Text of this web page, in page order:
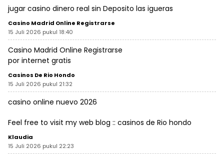
jugar casino dinero real sin Deposito las igueras
Casino Madrid Online Registrarse
15 Juli 2026 pukul 18:40
Casino Madrid Online Registrarse
por internet gratis
Casinos De Rio Hondo
15 Juli 2026 pukul 21:32
casino online nuevo 2026
Feel free to visit my web blog :: casinos de Rio hondo
Klaudia
15 Juli 2026 pukul 22:23